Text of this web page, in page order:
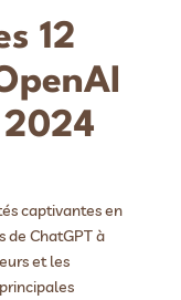
12
captivantes en
de ChatGPT à
et les